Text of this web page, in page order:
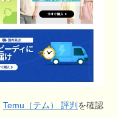
Temu（テム） 評判 を確認